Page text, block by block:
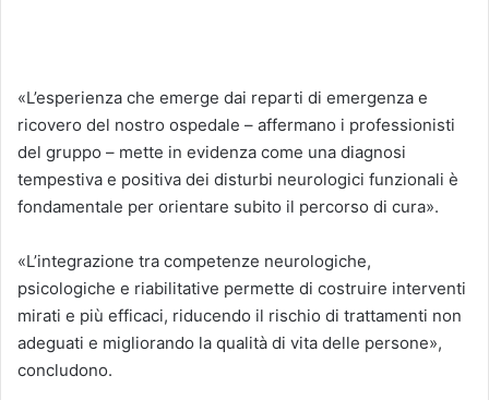
«L’esperienza che emerge dai reparti di emergenza e
ricovero del nostro ospedale – affermano i professionisti
del gruppo – mette in evidenza come una diagnosi
tempestiva e positiva dei disturbi neurologici funzionali è
fondamentale per orientare subito il percorso di cura».
«L’integrazione tra competenze neurologiche,
psicologiche e riabilitative permette di costruire interventi
mirati e più efficaci, riducendo il rischio di trattamenti non
adeguati e migliorando la qualità di vita delle persone»,
concludono.